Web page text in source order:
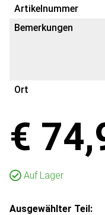
Artikelnummer
Bemerkungen
Ort
€
Auf Lager
Ausgewählter Teil: